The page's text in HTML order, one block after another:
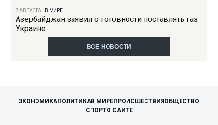
7 АВГУСТА В МИРЕ
Азербайджан заявил о готовности поставлять газ
Украине
ВСЕ НОВОСТИ
ЭКОНОМИКАПОЛИТИКАВ МИРЕПРОИСШЕСТВИЯ ОБЩЕСТВО
СПОРТО САЙТЕ